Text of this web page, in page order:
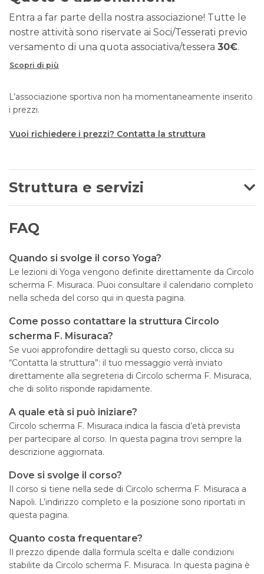
Entra a far parte della nostra associazione! Tutte le
nostre attività sono riservate ai Soci/Tesserati previo
versamento di una quota associativa/tessera 30€.
Scopri di più
L’associazione sportiva non ha momentaneamente inserito
i prezzi.
Vuoi richiedere i prezzi? Contatta la struttura
Struttura e servizi
FAQ
Quando si svolge il corso Yoga?
Le lezioni di Yoga vengono definite direttamente da Circolo
scherma F. Misuraca. Puoi consultare il calendario completo
nella scheda del corso qui in questa pagina.
Come posso contattare la struttura Circolo
scherma F. Misuraca?
Se vuoi approfondire dettagli su questo corso, clicca su
“Contatta la struttura”: il tuo messaggio verrà inviato
direttamente alla segreteria di Circolo scherma F. Misuraca,
che di solito risponde rapidamente.
A quale età si può iniziare?
Circolo scherma F. Misuraca indica la fascia d’età prevista
per partecipare al corso. In questa pagina trovi sempre la
descrizione aggiornata.
Dove si svolge il corso?
Il corso si tiene nella sede di Circolo scherma F. Misuraca a
Napoli. L’indirizzo completo e la posizione sono riportati in
questa pagina.
Quanto costa frequentare?
Il prezzo dipende dalla formula scelta e dalle condizioni
stabilite da Circolo scherma F. Misuraca. In questa pagina è